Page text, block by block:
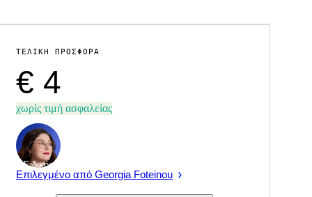
ΤΕΛΙΚΉ ΠΡΟΣΦΟΡΆ
€ 4
χωρίς τιμή ασφαλείας
Ειδικός
Επιλεγμένο από Georgia Foteinou